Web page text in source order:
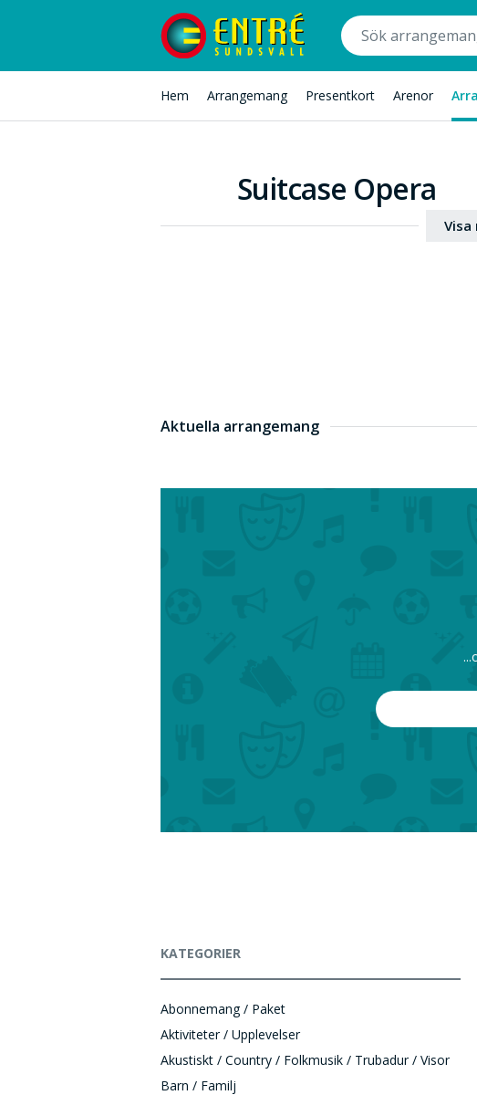
Hem Arrangemang Presentkort Arenor
Suitcase Opera
Visa
Aktuella arrangemang
KATEGORIER
Abonnemang / Paket
Aktiviteter / Upplevelser
Akustiskt / Country / Folkmusik / Trubadur / Visor
Barn / Familj